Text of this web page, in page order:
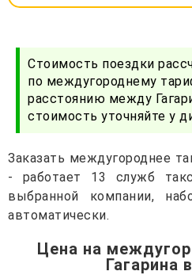
Стоимость поездки
по междугороднему
расстоянию между
стоимость уточняйте у
Заказать междугороднее
- работает 13 служб
выбранной компании,
автоматически.
Цена на
Гагарина